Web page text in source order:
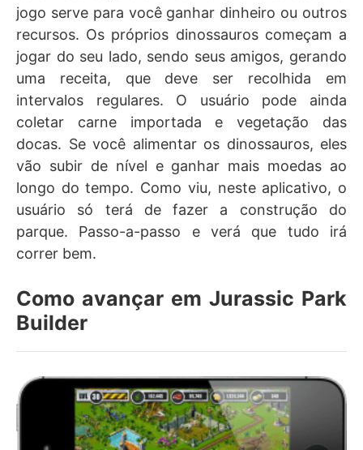
jogo serve para você ganhar dinheiro ou outros
recursos. Os próprios dinossauros começam a
jogar do seu lado, sendo seus amigos, gerando
uma receita, que deve ser recolhida em
intervalos regulares. O usuário pode ainda
coletar carne importada e vegetação das
docas. Se você alimentar os dinossauros, eles
vão subir de nível e ganhar mais moedas ao
longo do tempo. Como viu, neste aplicativo, o
usuário só terá de fazer a construção do
parque. Passo-a-passo e verá que tudo irá
correr bem.
Como avançar em Jurassic Park
Builder